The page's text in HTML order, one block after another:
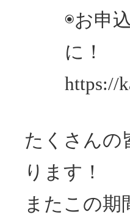
◉お申
に！
https://
たくさんの
ります！
またこの期